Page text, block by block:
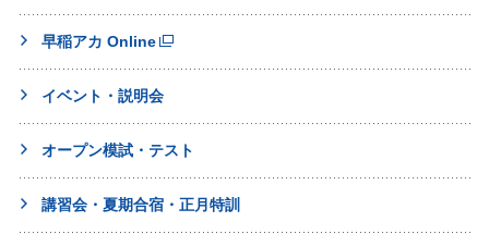
早稲アカ Online
イベント・説明会
オープン模試・テスト
講習会・夏期合宿・正月特訓